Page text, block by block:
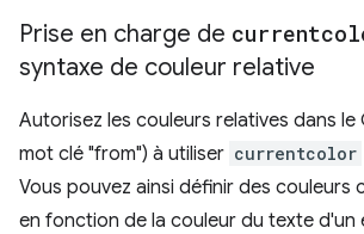
Prise en charge de
syntaxe de couleur relative
Autorisez les couleurs relatives dans le
mot clé "from") à utiliser currentcolor
Vous pouvez ainsi définir des couleurs
en fonction de la couleur du texte d'un